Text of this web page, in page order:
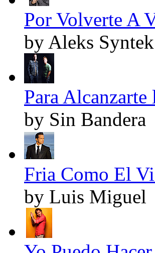
Por Volverte A
by Aleks Syntek
Para
by Sin Bandera
Fria Como El
by Luis Miguel